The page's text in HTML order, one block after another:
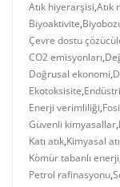
Atık hiyerarşisi,Atık
Biyoaktivite,
Çevre dostu
CO2 emisyonları,
Doğrusal ekonomi,
Ekotoksisite,
Enerji verimliliği,
Güvenli kimyasallar,
Katı atık,Kimyasal
Kömür tabanlı enerji,
Petrol rafinasyonu,